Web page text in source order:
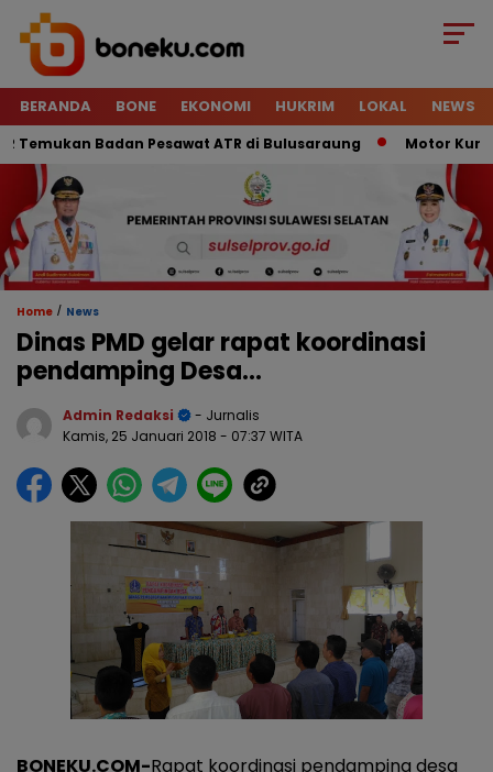
BERANDA BONE EKONOMI HUKRIM LOKAL NEWS
Badan Pesawat ATR di Bulusaraung Motor Kurir
Home / News
Dinas PMD gelar rapat koordinasi
pendamping Desa…
Admin Redaksi
- Jurnalis
Kamis, 25 Januari 2018 - 07:37 WITA
BONEKU.COM-Rapat koordinasi pendamping desa